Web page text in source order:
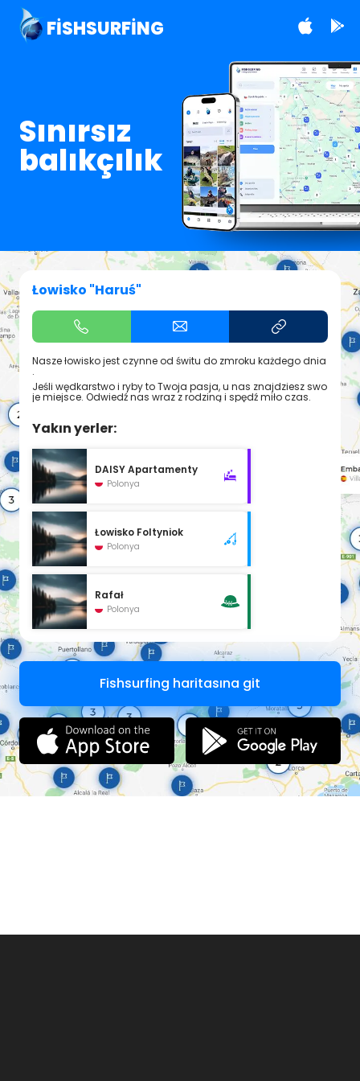
FISHSURFING
Sınırsız
balıkçılık
Łowisko "Haruś"
Nasze łowisko jest czynne od świtu do zmroku każdego dnia
.
Jeśli wędkarstwo i ryby to Twoja pasja, u nas znajdziesz swo
je miejsce. Odwiedź nas wraz z rodziną i spędź miło czas.
Yakın yerler:
DAISY Apartamenty
Polonya
Łowisko Foltyniok
Polonya
Rafał
Polonya
Fishsurfing haritasına git